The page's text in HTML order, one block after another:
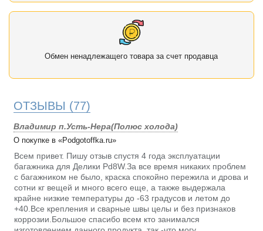
Обмен ненадлежащего товара за счет продавца
ОТЗЫВЫ (77)
Владимир п.Усть-Нера(Полюс холода)
О покупке в «Podgotoffka.ru»
Всем привет. Пишу отзыв спустя 4 года эксплуатации
багажника для Делики Pd8W.За все время никаких проблем
с багажником не было, краска спокойно пережила и дрова и
сотни кг вещей и много всего еще, а также выдержала
крайне низкие температуры до -63 градусов и летом до
+40.Все крепления и сварные швы целы и без признаков
коррозии.Большое спасибо всем кто занимался